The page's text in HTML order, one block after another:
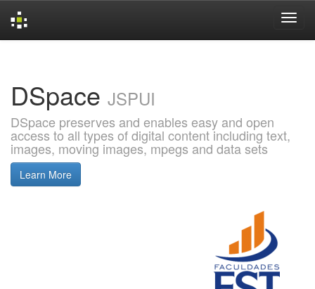
DSpace JSPUI
DSpace preserves and enables easy and open
access to all types of digital content including text,
images, moving images, mpegs and data sets
Learn More